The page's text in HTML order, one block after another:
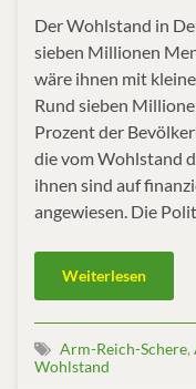
Der Wohlstand in
sieben Millionen
wäre ihnen mit
Rund sieben
Prozent der
die vom Wohlstand
ihnen sind auf
angewiesen. Die
Weiterlesen
Arm-Reich-Schere,
Wohlstand